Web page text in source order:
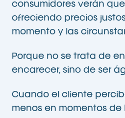
consumidores verán
ofreciendo precios
momento y las
Porque no se trata de
encarecer, sino de ser
Cuando el cliente
menos en momentos